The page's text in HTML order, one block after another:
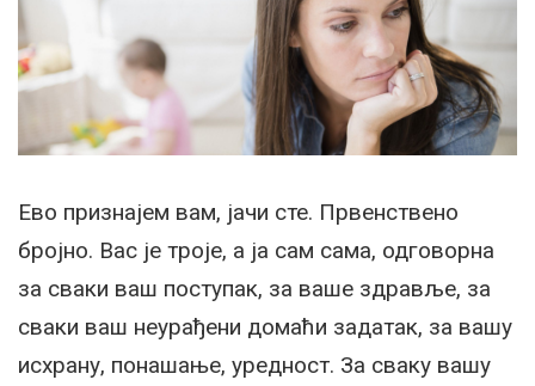
Ево признајем вам, јачи сте. Првенствено
бројно. Вас је троје, а ја сам сама, одговорна
за сваки ваш поступак, за ваше здравље, за
сваки ваш неурађени домаћи задатак, за вашу
исхрану, понашање, уредност. За сваку вашу